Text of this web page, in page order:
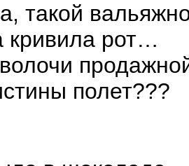
такой
кривила рот…
полет???